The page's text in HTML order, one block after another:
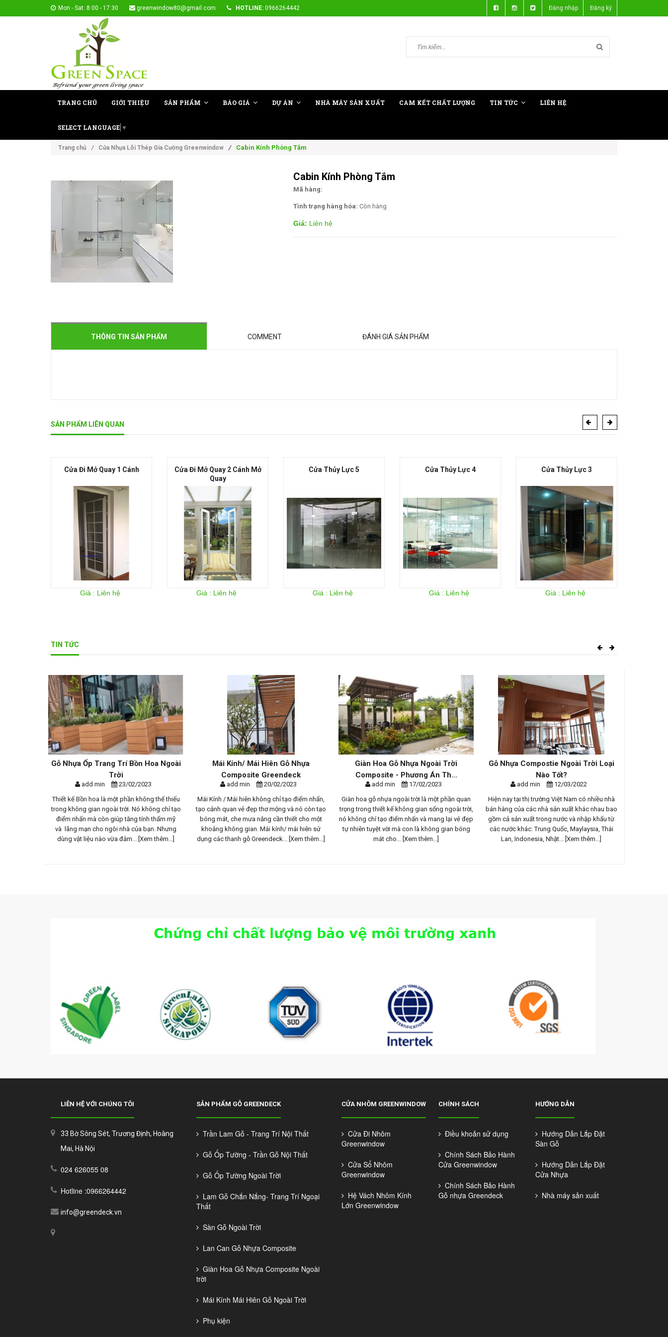
Mon - Sat: 8:00 - 17:30 greenwindow80@gmail.com HOTLINE: 0966264442 Đăng nhập Đăng ký
TRANG CHỦ GIỚI THIỆU SẢN PHẨM BÁO GIÁ DỰ ÁN NHÀ MÁY SẢN XUẤT CAM KẾT CHẤT LƯỢNG TIN TỨC LIÊN HỆ
SELECT LANGUAGE ▼
Trang chủ / Cửa Nhựa Lõi Thép Gia Cường Greenwindow / Cabin Kính Phòng Tắm
Cabin Kính Phòng Tắm
Mã hàng:
Tình trạng hàng hóa: Còn hàng
Giá: Liên hệ
THÔNG TIN SẢN PHẨM COMMENT ĐÁNH GIÁ SẢN PHẨM
SẢN PHẨM LIÊN QUAN
Cửa Đi Mở Quay 2 Cánh Mở
Giá : Liên hệ
Cửa Thủy Lực 5
Giá : Liên hệ
Cửa Thủy Lực 4
Giá : Liên hệ
Cửa Thủy Lực 3
Giá : Liên hệ
Cửa Thủy Lực 2
Giá : Liên hệ
TIN TỨC
Trí Bồn Hoa Ngoài
là một phần không thể thiếu
ngoài trời. Nó không chỉ tạo
còn giúp tăng tính thẩm mỹ
ngôi nhà của bạn. Nhưng
[Xem thêm...]
Mái Kính/ Mái Hiên Gỗ Nhựa
add min
Mái Kính / Mái hiên không chỉ tạo điểm nhấn,
tạo cảnh quan vẻ đẹp thơ mộng và nó còn tạo
bóng mát, che mưa nắng cần thiết cho một
khoảng không gian. Mái kính/ mái hiên sử
dụng các thanh gỗ Greendeck...
[Xem thêm...]
Giàn Hoa Gỗ Nhựa Ngoài Trời
Composite - Phương Án Th...
add min
Giàn hoa gỗ nhựa ngoài trời là một phần quan
trọng trong thiết kế không gian sống ngoài trời,
nó không chỉ tạo điểm nhấn và mang lại vẻ đẹp
tự nhiên tuyệt vời mà con là không gian bóng
mát cho...[Xem thêm...]
Gỗ Nhựa Compostie Ngoài Trời Loại
Nào Tốt?
add min
Hiện nay tại thị trường Việt Nam có nhiều nhà
bán hàng của các nhà sản xuất khác nhau bao
gồm cả sản xuất trong nước và nhập khẩu từ
các nước khác: Trung Quốc, Maylaysia, Thái
Lan, Indonesia, Nhật...
[Xem thêm...]
Cung Cấp và Lắp Đặt Trần Gỗ Mái
Hiên, Ban Công, Lam ...
add min
Ngôi biệt thự nằm ngay cạnh sân Gold Tam
Đảo với không gian xung quanh ngút ngàn là
cây cối, núi rừng xanh mát - một không gian
sống xanh mơ ướ của nhiều người. Để kết nối
tận hưởng...
LIÊN HỆ VỚI CHÚNG TÔI
33 Bờ Sông Sét, Trương Định, Hoàng
Mai, Hà Nội
024 626055 08
Hotline :0966264442
info@greendeck.vn
SẢN PHẨM GỖ GREENDECK
Trần Lam Gỗ - Trang Trí Nội Thất
Gỗ Ốp Tường - Trần Gỗ Nội Thất
Gỗ Ốp Tường Ngoài Trời
Lam Gỗ Chắn Nắng- Trang Trí Ngoại
Thất
Sàn Gỗ Ngoài Trời
Lan Can Gỗ Nhựa Composite
Giàn Hoa Gỗ Nhựa Composite Ngoài
trời
Mái Kính Mái Hiên Gỗ Ngoài Trời
Phụ kiện
CỬA NHÔM GREENWINDOW
Cửa Đi Nhôm
Greenwindow
Cửa Sổ Nhôm
Greenwindow
Hệ Vách Nhôm Kính
Lớn Greenwindow
CHÍNH SÁCH
Điều khoản sử dụng
Chính Sách Bảo Hành
Cửa Greenwindow
Chính Sách Bảo Hành
Gỗ nhựa Greendeck
HƯỚNG DẪN
Hướng Dẫn Lắp Đặt
Sàn Gỗ
Hướng Dẫn Lắp Đặt
Cửa Nhựa
Nhà máy sản xuất